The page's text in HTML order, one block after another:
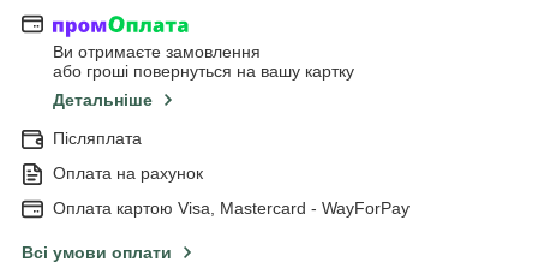
Ви отримаєте замовлення
або гроші повернуться на вашу картку
Детальніше
Післяплата
Оплата на рахунок
Оплата картою Visa, Mastercard - WayForPay
Всі умови оплати